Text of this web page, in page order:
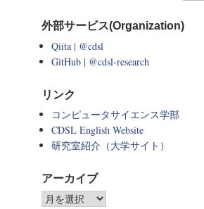
外部サービス(Organization)
Qiita | @cdsl
GitHub | @cdsl-research
リンク
コンピュータサイエンス学部
CDSL English Website
研究室紹介（大学サイト）
アーカイブ